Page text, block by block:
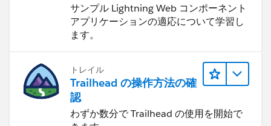
サンプル Lightning Web コンポーネント
アプリケーションの適応について学習し
ます。
トレイル
Trailhead の操作方法の確
認
わずか数分で Trailhead の使用を開始で